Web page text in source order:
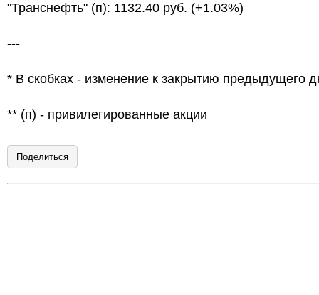
"Транснефть" (п): 1132.40 руб. (+1.03%)
---
* В скобках - изменение к закрытию предыдущего
** (п) - привилегированные акции
Поделиться